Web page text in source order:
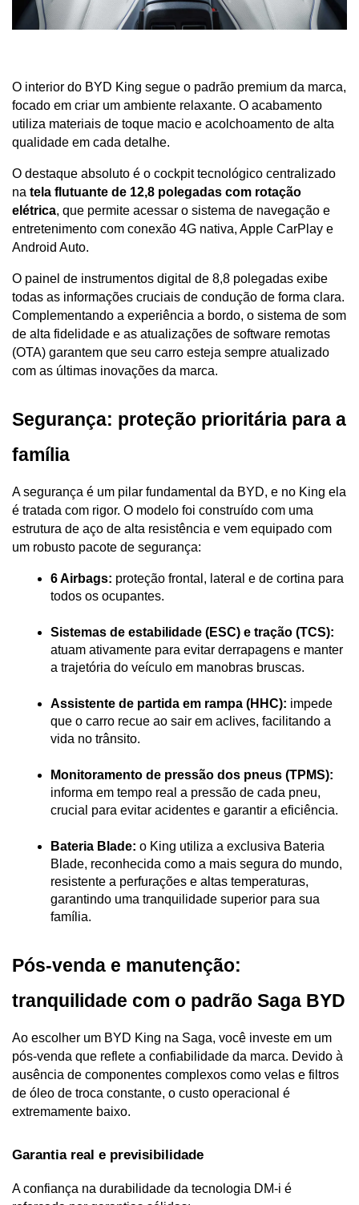
O interior do BYD King segue o padrão premium da marca,
focado em criar um ambiente relaxante. O acabamento
utiliza materiais de toque macio e acolchoamento de alta
qualidade em cada detalhe.
O destaque absoluto é o cockpit tecnológico centralizado
na tela flutuante de 12,8 polegadas com rotação
elétrica, que permite acessar o sistema de navegação e
entretenimento com conexão 4G nativa, Apple CarPlay e
Android Auto.
O painel de instrumentos digital de 8,8 polegadas exibe
todas as informações cruciais de condução de forma clara.
Complementando a experiência a bordo, o sistema de som
de alta fidelidade e as atualizações de software remotas
(OTA) garantem que seu carro esteja sempre atualizado
com as últimas inovações da marca.
Segurança: proteção prioritária para a
família
A segurança é um pilar fundamental da BYD, e no King ela
é tratada com rigor. O modelo foi construído com uma
estrutura de aço de alta resistência e vem equipado com
um robusto pacote de segurança:
6 Airbags: proteção frontal, lateral e de cortina para
todos os ocupantes.
Sistemas de estabilidade (ESC) e tração (TCS):
atuam ativamente para evitar derrapagens e manter
a trajetória do veículo em manobras bruscas.
Assistente de partida em rampa (HHC): impede
que o carro recue ao sair em aclives, facilitando a
vida no trânsito.
Monitoramento de pressão dos pneus (TPMS):
informa em tempo real a pressão de cada pneu,
crucial para evitar acidentes e garantir a eficiência.
Bateria Blade: o King utiliza a exclusiva Bateria
Blade, reconhecida como a mais segura do mundo,
resistente a perfurações e altas temperaturas,
garantindo uma tranquilidade superior para sua
família.
Pós-venda e manutenção:
tranquilidade com o padrão Saga BYD
Ao escolher um BYD King na Saga, você investe em um
pós-venda que reflete a confiabilidade da marca. Devido à
ausência de componentes complexos como velas e filtros
de óleo de troca constante, o custo operacional é
extremamente baixo.
Garantia real e previsibilidade
A confiança na durabilidade da tecnologia DM-i é